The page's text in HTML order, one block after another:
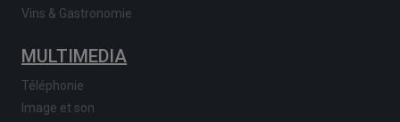
Vins & Gastronomie
MULTIMEDIA
Téléphonie
Image et son